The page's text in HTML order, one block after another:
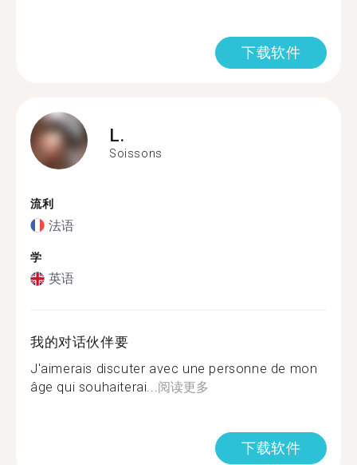
下载软件
L.
Soissons
流利
法语
学
英语
我的对话伙伴要
J'aimerais discuter avec une personne de mon
âge qui souhaiterai...阅读更多
下载软件